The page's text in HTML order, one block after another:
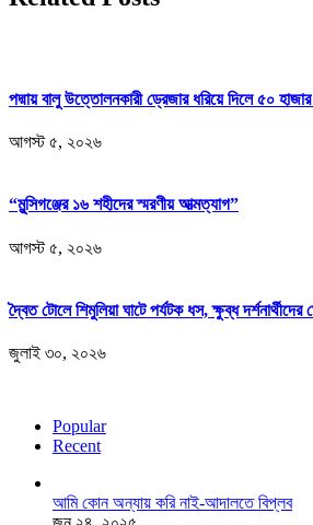
পদ্মায় বালু উত্তোলনকারী ড্রেজার ধরিয়ে দিলে ৫০
আগস্ট ৫, ২০২৬
“মুন্সিগঞ্জের ১৬ শহীদের স্মরণীয় আত্মত্যাগ”
আগস্ট ৫, ২০২৬
দ্বৈত টোলে শিমুলিয়া ঘাটে পর্যটক ধস, ক্ষুব্ধ দর্শনার্থীদের
জুলাই ৩০, ২০২৬
Popular
Recent
আমি কোন অন্যায় করি নাই-আদালতে বিপ্লব